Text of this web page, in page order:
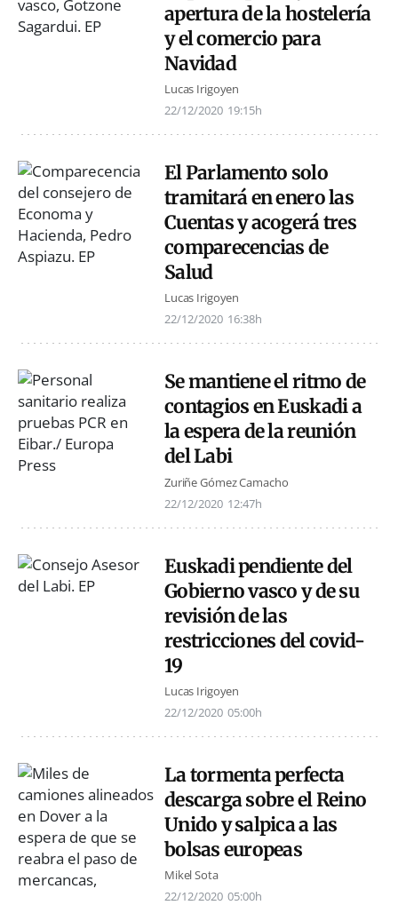
apertura de la hostelería
y el comercio para
Navidad
Lucas Irigoyen
22/12/2020 19:15h
El Parlamento solo
tramitará en enero las
Cuentas y acogerá tres
comparecencias de
Salud
Lucas Irigoyen
22/12/2020 16:38h
Se mantiene el ritmo de
contagios en Euskadi a
la espera de la reunión
del Labi
Zuriñe Gómez Camacho
22/12/2020 12:47h
Euskadi pendiente del
Gobierno vasco y de su
revisión de las
restricciones del covid-
19
Lucas Irigoyen
22/12/2020 05:00h
La tormenta perfecta
descarga sobre el Reino
Unido y salpica a las
bolsas europeas
Mikel Sota
22/12/2020 05:00h